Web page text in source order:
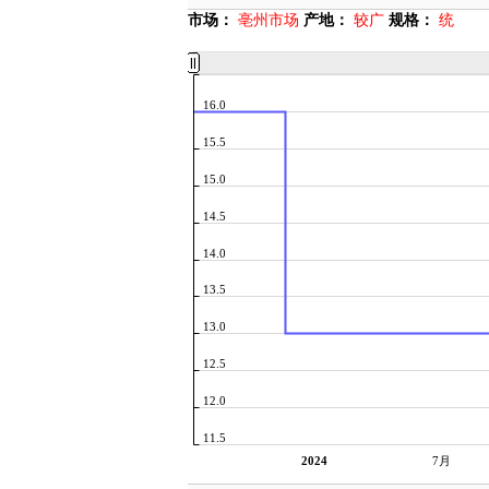
市场： 亳州市场 产地： 较广 规格： 统
2024 7月
11.5
12.0
12.5
13.0
13.5
14.0
14.5
15.0
15.5
16.0